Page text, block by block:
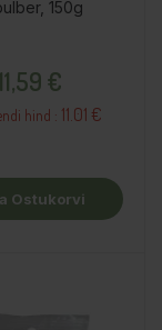
150g
€
hind : 11.01 €
Ostukorvi